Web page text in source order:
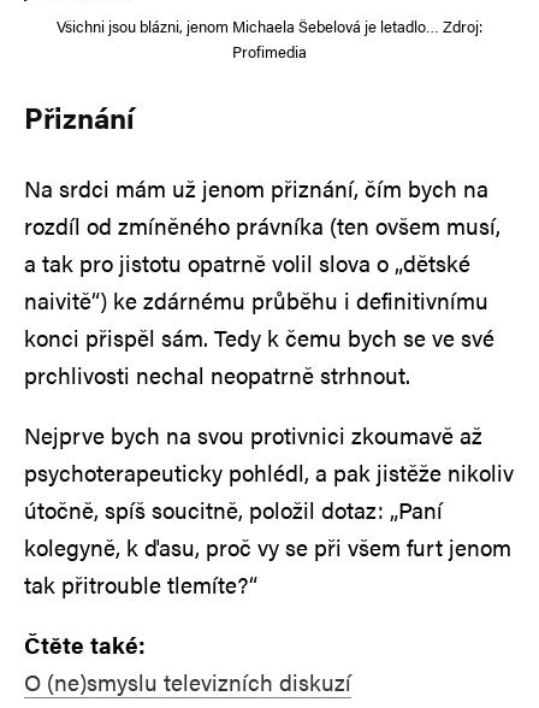
Všichni jsou blázni, jenom Michaela Šebelová je letadlo… Zdroj:
Profimedia
Přiznání
Na srdci mám už jenom přiznání, čím bych na
rozdíl od zmíněného právníka (ten ovšem musí,
a tak pro jistotu opatrně volil slova o „dětské
naivitě“) ke zdárnému průběhu i definitivnímu
konci přispěl sám. Tedy k čemu bych se ve své
prchlivosti nechal neopatrně strhnout.
Nejprve bych na svou protivnici zkoumavě až
psychoterapeuticky pohlédl, a pak jistěže nikoliv
útočně, spíš soucitně, položil dotaz: „Paní
kolegyně, k ďasu, proč vy se při všem furt jenom
tak přitrouble tlemíte?“
Čtěte také:
O (ne)smyslu televizních diskuzí